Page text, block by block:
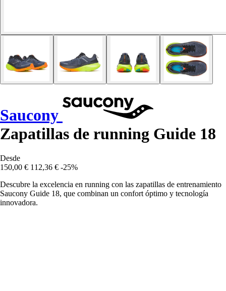
Saucony
Zapatillas de running Guide 18
Desde
150,00 € 112,36 € -25%
Descubre la excelencia en running con las zapatillas de entrenamiento
Saucony Guide 18, que combinan un confort óptimo y tecnología
innovadora.